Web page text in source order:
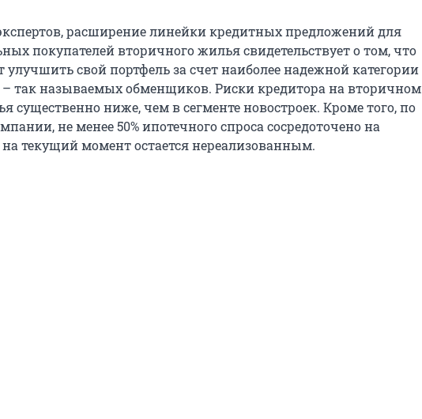
расширение линейки кредитных предложений для
покупателей вторичного жилья свидетельствует о том, что
улучшить свой портфель за счет наиболее надежной категории
так называемых обменщиков. Риски кредитора на вторичном
существенно ниже, чем в сегменте новостроек. Кроме того, по
не менее 50% ипотечного спроса сосредоточено на
текущий момент остается нереализованным.